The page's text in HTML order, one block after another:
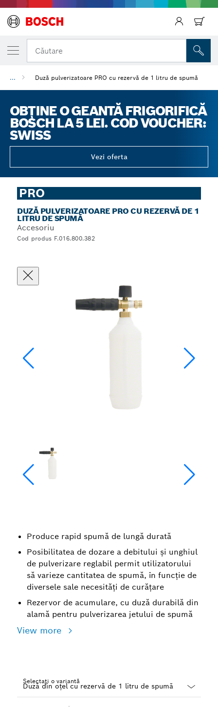
Căutare
... Duză pulverizatoare PRO cu rezervă de 1 litru de spumă
OBȚINE O GEANTĂ FRIGORIFICĂ
BOSCH LA 5 LEI. COD VOUCHER:
SWISS
Vezi oferta
PRO
DUZĂ PULVERIZATOARE PRO CU REZERVĂ DE 1
LITRU DE SPUMĂ
Accesoriu
Cod produs F.016.800.382
Produce rapid spumă de lungă durată
Posibilitatea de dozare a debitului și unghiul
de pulverizare reglabil permit utilizatorului
să varieze cantitatea de spumă, în funcție de
diversele sale necesități de curățare
Rezervor de acumulare, cu duză durabilă din
alamă pentru pulverizarea jetului de spumă
View more
Selectați o variantă